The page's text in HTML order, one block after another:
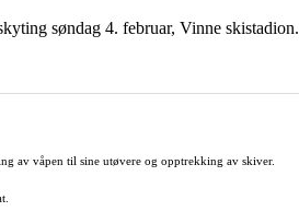
søndag 4. februar, Vinne skistadion.
av våpen til sine utøvere og opptrekking av skiver.